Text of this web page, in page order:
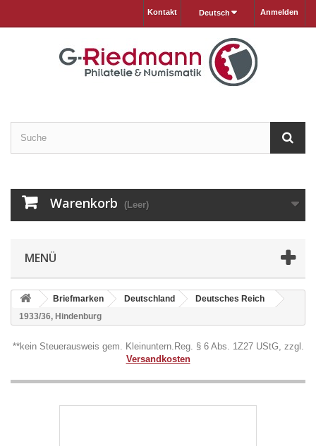
Anmelden
Deutsch
Kontakt
Warenkorb (Leer)
MENÜ
Briefmarken Deutschland
Deutsches Reich
1933/36, Hindenburg
**kein Steuerausweis gem. Kleinuntern.Reg. § 6 Abs. 1Z27 UStG, zzgl.
Versandkosten